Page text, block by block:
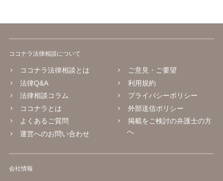
ココナラ法律相談について
ココナラ法律相談とは
法律Q&A
法律相談コラム
ココナラとは
よくあるご質問
運営へのお問い合わせ
ご意見・ご要望
利用規約
プライバシーポリシー
外部送信ポリシー
掲載をご検討の弁護士の方
へ
会社情報